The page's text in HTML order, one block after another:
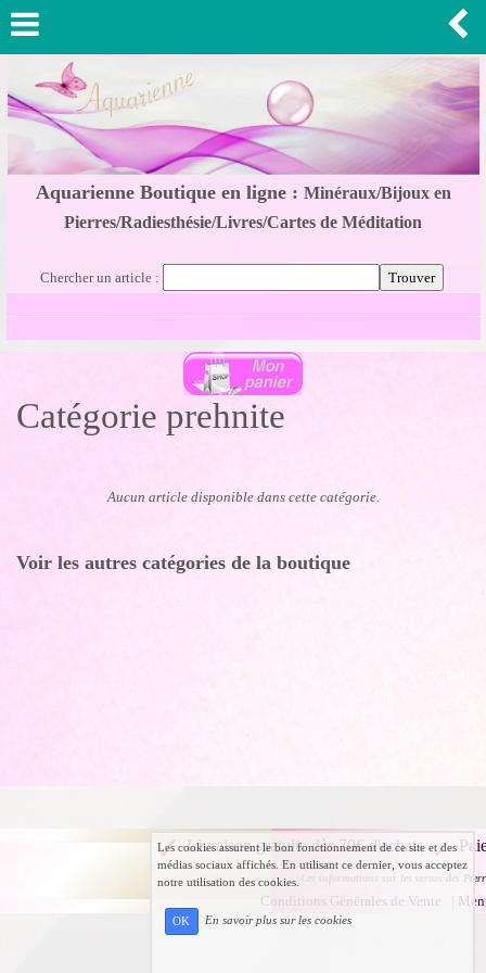
Aquarienne Boutique en ligne : Minéraux/Bijoux en
Pierres/Radiesthésie/Livres/Cartes de Méditation
Chercher un article :
Catégorie prehnite
Aucun article disponible dans cette catégorie.
Voir les autres catégories de la boutique
Livraison gratuite dès 70€ d'achats
Les informations sur les vertus des
Conditions Générales de Vente
Les cookies assurent le bon fonctionnement de ce site et des
médias sociaux affichés. En utilisant ce dernier, vous acceptez
notre utilisation des cookies.
OK En savoir plus sur les cookies